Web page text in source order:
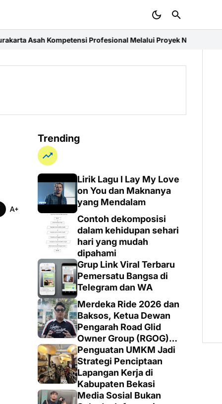
Profesional Melalui Proyek Nyata di PT. EDRA Arsitek
Trending
Lirik Lagu I Lay My Love
on You dan Maknanya
yang Mendalam
Contoh dekomposisi
dalam kehidupan sehari
hari yang mudah
dipahami
Grup Link Viral Terbaru
Pemersatu Bangsa di
Telegram dan WA
Merdeka Ride 2026 dan
Baksos, Ketua Dewan
Pengarah Road Glid
Owner Group (RGOG)
Boys Indonesia Pusat M.
Irsyad Sebut Persiapan
Dimatangkan
Penguatan UMKM Jadi
Strategi Penciptaan
Lapangan Kerja di
Kabupaten Bekasi
Media Sosial Bukan